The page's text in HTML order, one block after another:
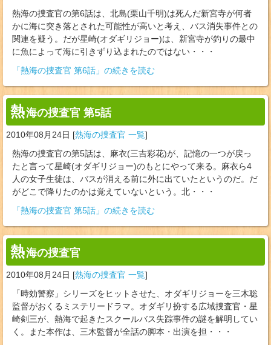
熱海の捜査官の第6話は、北島(栗山千明)は死んだ新宮寺が何者
かに海に突き落とされた可能性が高いと考え、バス消失事件との
関連を疑う。だが星崎(オダギリジョー)は、新宮寺が釣りの最中
に魚によって海に引きずり込まれたのではない・・・
「熱海の捜査官 第6話」の続きを読む
熱海の捜査官 第5話
2010年08月24日 [熱海の捜査官 一覧]
熱海の捜査官の第5話は、麻衣(三吉彩花)が、記憶の一つが戻っ
たと言って星崎(オダギリジョー)のもとにやって来る。麻衣ら4
人の女子生徒は、バスが消える前に外に出ていたというのだ。だ
がどこで降りたのかは覚えていないという。北・・・
「熱海の捜査官 第5話」の続きを読む
熱海の捜査官
2010年08月24日 [熱海の捜査官 一覧]
「時効警察」シリーズをヒットさせた、オダギリジョーを三木聡
監督がおくるミステリードラマ。オダギリ扮する広域捜査官・星
崎剣三が、熱海で起きたスクールバス失踪事件の謎を解明してい
く。また本作は、三木監督が全話の脚本・出演を担・・・